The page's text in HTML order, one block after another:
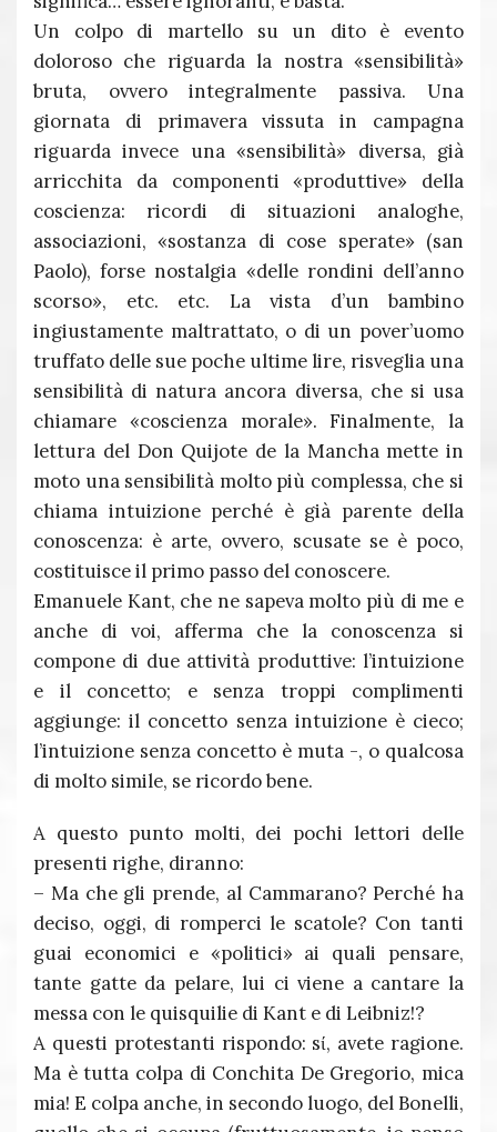
Un colpo di martello su un dito è evento
doloroso che riguarda la nostra «sensibilità»
bruta, ovvero integralmente passiva. Una
giornata di primavera vissuta in campagna
riguarda invece una «sensibilità» diversa, già
arricchita da componenti «produttive» della
coscienza: ricordi di situazioni analoghe,
associazioni, «sostanza di cose sperate» (san
Paolo), forse nostalgia «delle rondini dell’anno
scorso», etc. etc. La vista d’un bambino
ingiustamente maltrattato, o di un pover’uomo
truffato delle sue poche ultime lire, risveglia una
sensibilità di natura ancora diversa, che si usa
chiamare «coscienza morale». Finalmente, la
lettura del Don Quijote de la Mancha mette in
moto una sensibilità molto più complessa, che si
chiama intuizione perché è già parente della
conoscenza: è arte, ovvero, scusate se è poco,
costituisce il primo passo del conoscere.
Emanuele Kant, che ne sapeva molto più di me e
anche di voi, afferma che la conoscenza si
compone di due attività produttive: l’intuizione
e il concetto; e senza troppi complimenti
aggiunge: il concetto senza intuizione è cieco;
l’intuizione senza concetto è muta -, o qualcosa
di molto simile, se ricordo bene.
A questo punto molti, dei pochi lettori delle
presenti righe, diranno:
– Ma che gli prende, al Cammarano? Perché ha
deciso, oggi, di romperci le scatole? Con tanti
guai economici e «politici» ai quali pensare,
tante gatte da pelare, lui ci viene a cantare la
messa con le quisquilie di Kant e di Leibniz!?
A questi protestanti rispondo: sί, avete ragione.
Ma è tutta colpa di Conchita De Gregorio, mica
mia! E colpa anche, in secondo luogo, del Bonelli,